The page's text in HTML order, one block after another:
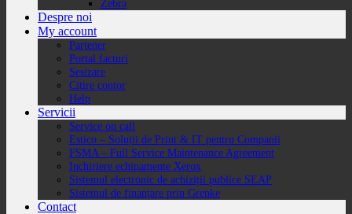
Zebra
Despre noi
My account
Partener
Portal facturi
Sesizare
Citire contor
Help
Servicii
Service on call
Estico – Soluții de Print & IT pentru Companii
FSMA – Full Service Maintenance Agreement
Inchiriere echipamente Xerox
Sistemul electronic de achiziții publice SEAP
Sistemul de finanțare prin Grenke
Contact